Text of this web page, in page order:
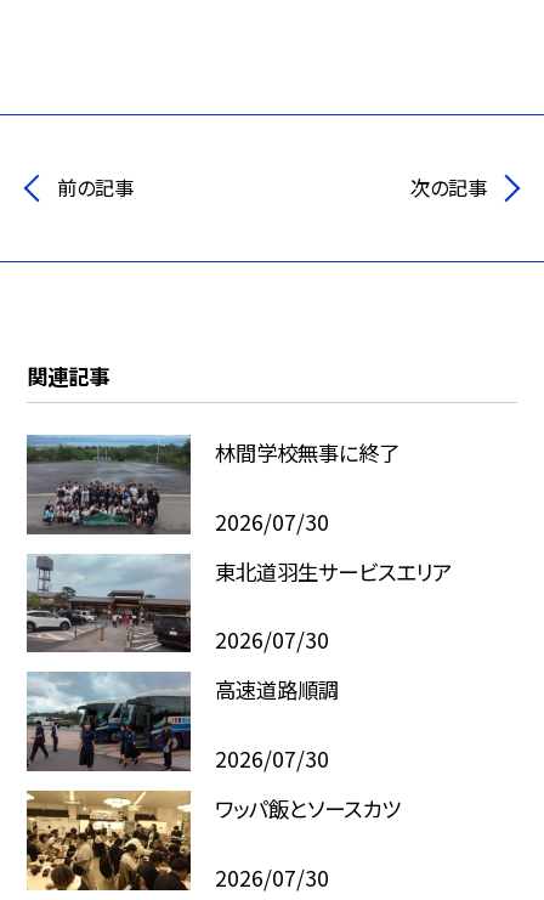
前の記事 次の記事
関連記事
林間学校無事に終了
2026/07/30
東北道羽生サービスエリア
2026/07/30
高速道路順調
2026/07/30
ワッパ飯とソースカツ
2026/07/30